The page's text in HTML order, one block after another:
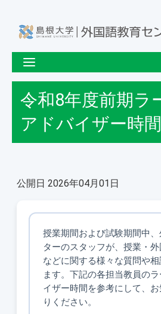
令和8年度前期ラ
アドバイザー時
公開日 2026年04月01日
授業期間および試験期間中
ターのスタッフが、授業・
などに関する様々な質問や
ます。下記の各担当教員の
イザー時間を参考にして、
りください。